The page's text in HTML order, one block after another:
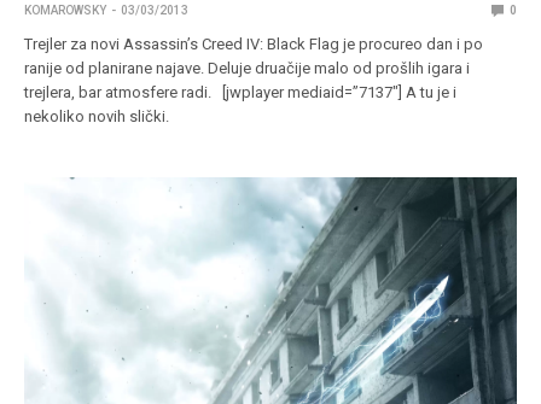
KOMAROWSKY 03/03/2013 0
Trejler za novi Assassin’s Creed IV: Black Flag je procureo dan i po
ranije od planirane najave. Deluje druačije malo od prošlih igara i
trejlera, bar atmosfere radi. [jwplayer mediaid=”7137″] A tu je i
nekoliko novih slički.